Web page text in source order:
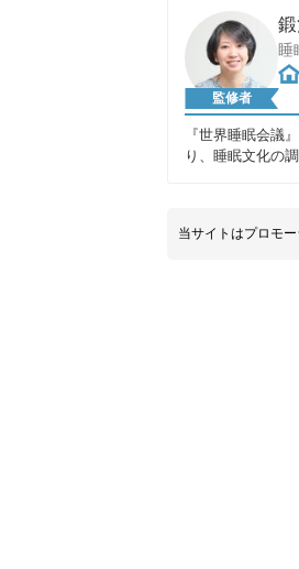
監修者
睡
『世界睡眠会議
り、睡眠文化の
当サイトはプロモ